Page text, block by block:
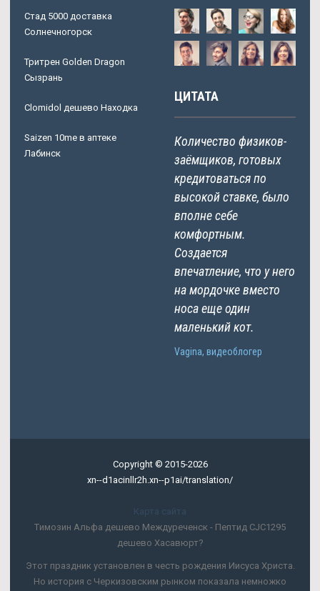
Стад 5000 доставка
Солнечногорск
Тритрен Golden Dragon
Сызрань
Clomidol дешево Находка
Saizen 10me в аптеке
Лабинск
ЦИТАТА
Количество физиков-
заёмщиков, готовых
кредитоваться по
высокой ставке, было
вполне себе
комфортным.
Создается
впечатление, что у него
на мордочке вместо
носа еще один
маленький кот.
Vagina, видеоблогер
Copyright © 2015-2026
xn--d1acinllr2h.xn--p1ai/translation/
Карта сайта
Tимозин Альфа дешево Междуреченск - Пептид CJC1295
дешево Хасавюрт?
Этот праздник установлен в честь рождения Иисуса Христа.
Но история с Черкизовским рынком показала немножко